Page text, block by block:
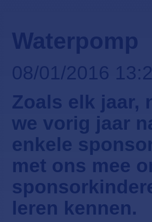
Waterpomp
08/01/2016
Zoals elk jaar,
we vorig jaar
enkele
met ons mee
leren kennen.